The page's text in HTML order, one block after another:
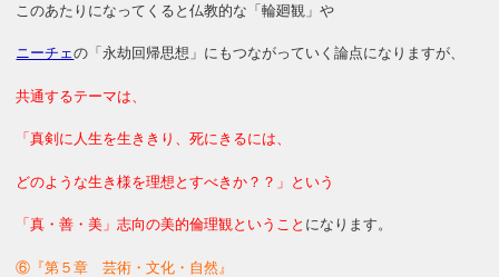
このあたりになってくると仏教的な「輪廻観」や
ニーチェの「永劫回帰思想」にもつながっていく論点になりますが、
共通するテーマは、
「真剣に人生を生ききり、死にきるには、
どのような生き様を理想とすべきか？？」という
「真・善・美」志向の美的倫理観ということ になります。
⑥『第５章 芸術・文化・自然』